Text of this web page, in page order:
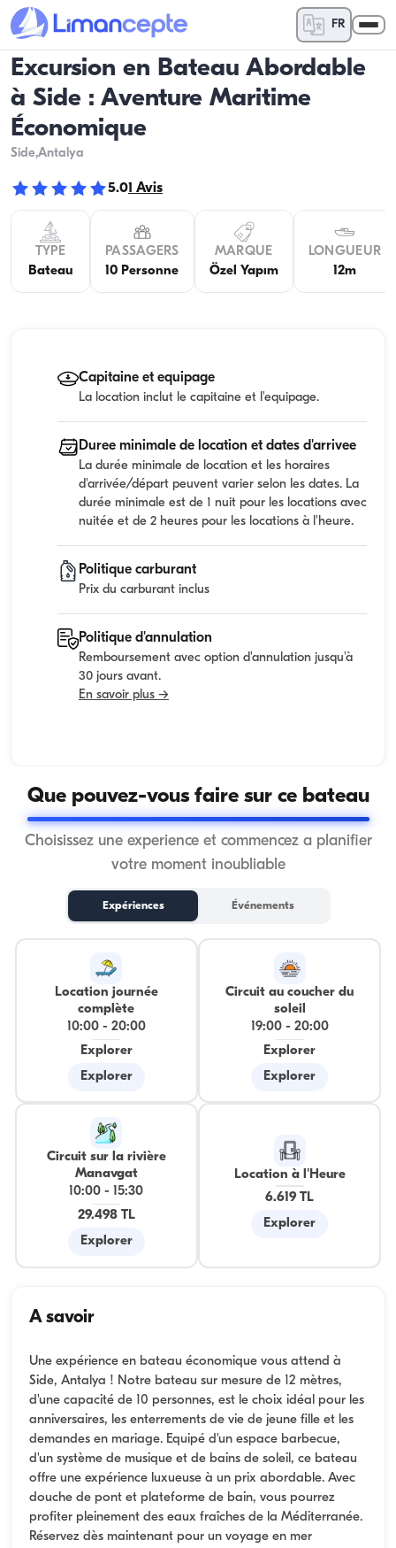
FR
Excursion en Bateau Abordable
à Side : Aventure Maritime
Économique
Side,Antalya
5.01 Avis
TYPE
Bateau
PASSAGERS
10 Personne
MARQUE
Özel Yapım
LONGUEUR
12m
Capitaine et equipage
La location inclut le capitaine et l'equipage.
Duree minimale de location et dates d'arrivee
La durée minimale de location et les horaires
d'arrivée/départ peuvent varier selon les dates. La
durée minimale est de 1 nuit pour les locations avec
nuitée et de 2 heures pour les locations à l'heure.
Politique carburant
Prix du carburant inclus
Politique d'annulation
Remboursement avec option d'annulation jusqu'à
30 jours avant.
En savoir plus →
Que pouvez-vous faire sur ce bateau
Choisissez une experience et commencez a planifier
votre moment inoubliable
Expériences Événements
Location journée
complète
10:00- 20:00
Explorer
Explorer
Circuit au coucher du
soleil
19:00- 20:00
Explorer
Explorer
Circuit sur la rivière
Manavgat
10:00 -
15:30
29.498 TL
Explorer
Location à l'Heure
6.619 TL
Explorer
A savoir
Une expérience en bateau économique vous attend à
Side, Antalya ! Notre bateau sur mesure de 12 mètres,
d'une capacité de 10 personnes, est le choix idéal pour les
anniversaires, les enterrements de vie de jeune fille et les
demandes en mariage. Equipé d'un espace barbecue,
d'un système de musique et de bains de soleil, ce bateau
offre une expérience luxueuse à un prix abordable. Avec
douche de pont et plateforme de bain, vous pourrez
profiter pleinement des eaux fraîches de la Méditerranée.
Réservez dès maintenant pour un voyage en mer